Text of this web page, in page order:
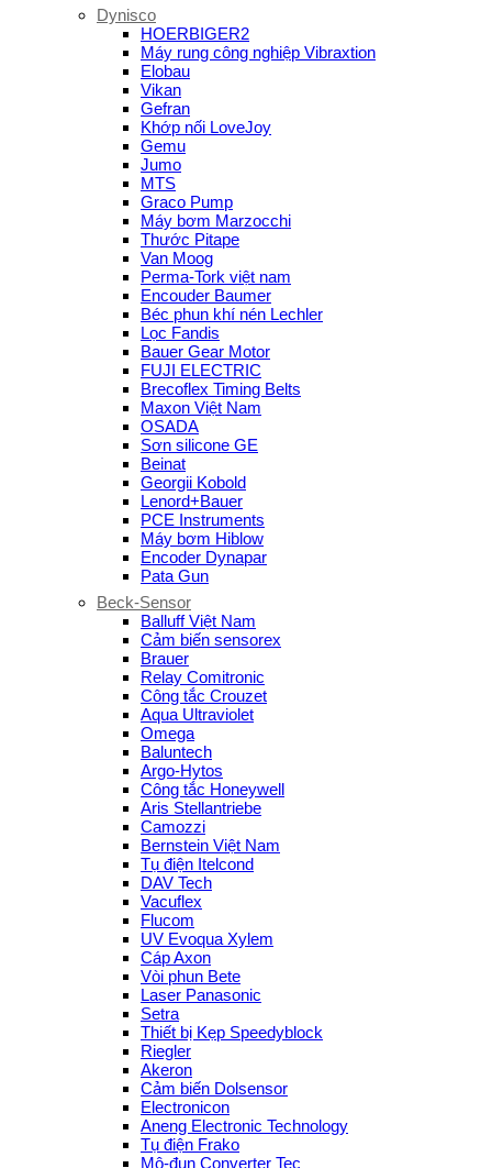
Dynisco
HOERBIGER2
Máy rung công nghiệp Vibraxtion
Elobau
Vikan
Gefran
Khớp nối LoveJoy
Gemu
Jumo
MTS
Graco Pump
Máy bơm Marzocchi
Thước Pitape
Van Moog
Perma-Tork việt nam
Encouder Baumer
Béc phun khí nén Lechler
Lọc Fandis
Bauer Gear Motor
FUJI ELECTRIC
Brecoflex Timing Belts
Maxon Việt Nam
OSADA
Sơn silicone GE
Beinat
Georgii Kobold
Lenord+Bauer
PCE Instruments
Máy bơm Hiblow
Encoder Dynapar
Pata Gun
Beck-Sensor
Balluff Việt Nam
Cảm biến sensorex
Brauer
Relay Comitronic
Công tắc Crouzet
Aqua Ultraviolet
Omega
Baluntech
Argo-Hytos
Công tắc Honeywell
Aris Stellantriebe
Camozzi
Bernstein Việt Nam
Tụ điện Itelcond
DAV Tech
Vacuflex
Flucom
UV Evoqua Xylem
Cáp Axon
Vòi phun Bete
Laser Panasonic
Setra
Thiết bị Kẹp Speedyblock
Riegler
Akeron
Cảm biến Dolsensor
Electronicon
Aneng Electronic Technology
Tụ điện Frako
Mô-đun Converter Tec